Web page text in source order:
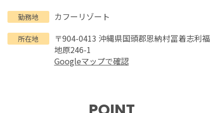
勤務地 カフーリゾート
所在地
〒904-0413 沖縄県国頭郡恩納村冨着志利福
地原246-1
Googleマップで確認